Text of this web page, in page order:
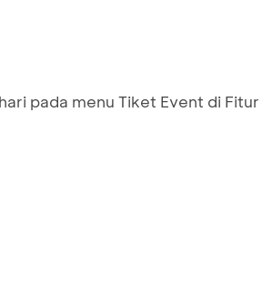
pada menu Tiket Event di Fitur